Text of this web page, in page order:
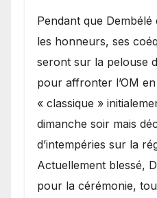
Pendant que
les honneurs, ses
seront sur la pelouse
pour affronter l’OM
« classique »
dimanche soir mais
d’intempéries sur la
Actuellement blessé,
pour la cérémonie,